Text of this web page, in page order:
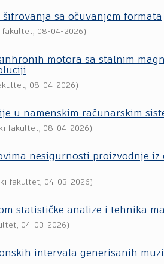
sa očuvanjem formata
fakultet, 08-04-2026)
motora sa stalnim
, 08-04-2026)
u namenskim računarskim
fakultet, 08-04-2026)
nesigurnosti proizvodnje
fakultet, 04-03-2026)
statističke analize i tehnika
, 04-03-2026)
intervala generisanih